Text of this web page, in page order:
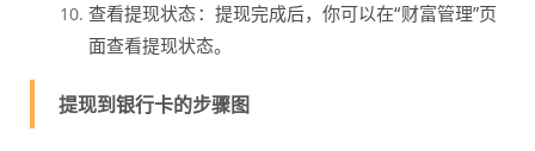
查看提现状态：提现完成后，你可以在“财富管理”页
面查看提现状态。
提现到银行卡的步骤图